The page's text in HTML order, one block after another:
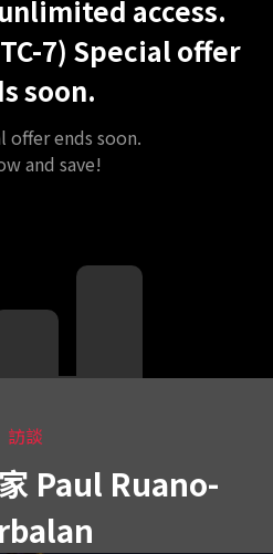
access.
7) Special offer
soon.
offer ends soon.
and save!
訪談
Paul Ruano-